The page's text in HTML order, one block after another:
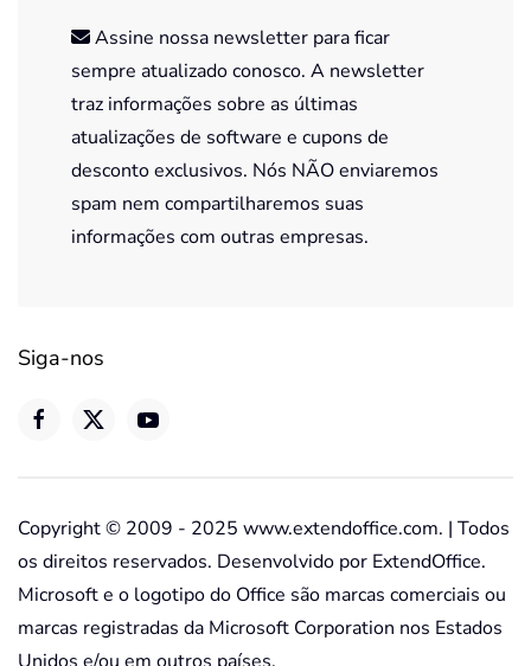
Assine nossa newsletter para ficar
sempre atualizado conosco. A newsletter
traz informações sobre as últimas
atualizações de software e cupons de
desconto exclusivos. Nós NÃO enviaremos
spam nem compartilharemos suas
informações com outras empresas.
Siga-nos
Copyright © 2009 - 2025 www.extendoffice.com. | Todos
os direitos reservados. Desenvolvido por ExtendOffice.
Microsoft e o logotipo do Office são marcas comerciais ou
marcas registradas da Microsoft Corporation nos Estados